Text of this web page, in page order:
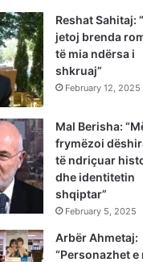
Reshat Sahitaj:
jetoj brenda
të mia ndërsa i
shkruaj”
February 12, 2025
Mal Berisha:
frymëzoi
të ndriçuar
dhe identitetin
shqiptar”
February 5, 2025
Arbër Ahmetaj:
“Personazhet e